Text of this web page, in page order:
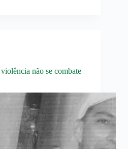
não se combate